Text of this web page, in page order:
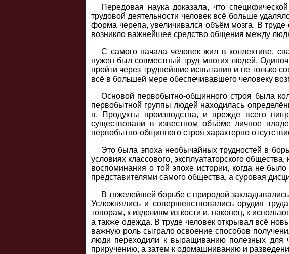
Передовая наука доказала, что
трудовой деятельности человек всё больше
форма черепа, увеличивался объём мозга. В
возникло важнейшее средство общения между
С самого начала человек жил в коллективе,
нужен был совместный труд многих людей.
пройти через труднейшие испытания и не только
всё в большей мере обеспечивавшего человеку
Основой первобытно-общинного строя была
первобытной группы людей находилась
п. Продукты производства, и прежде всего
существовали в известном объёме личное
первобытно-общинного строя характерно
Это была эпоха необычайных трудностей в
условиях классового, эксплуататорского
воспоминания о той эпохе истории, когда не
представителями самого общества, а суровая
В тяжелейшей борьбе с природой
Усложнялись и совершенствовались орудия
топорам, к изделиям из кости и, наконец, к
а также одежда. В труде человек открывал всё
важную роль сыграло освоение способов
люди переходили к выращиванию полезных для
приручению, а затем к одомашниванию и